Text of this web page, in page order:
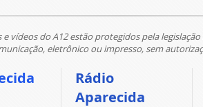
vídeos do A12 estão protegidos pela
eletrônico ou impresso, sem
Rádio
Aparecida